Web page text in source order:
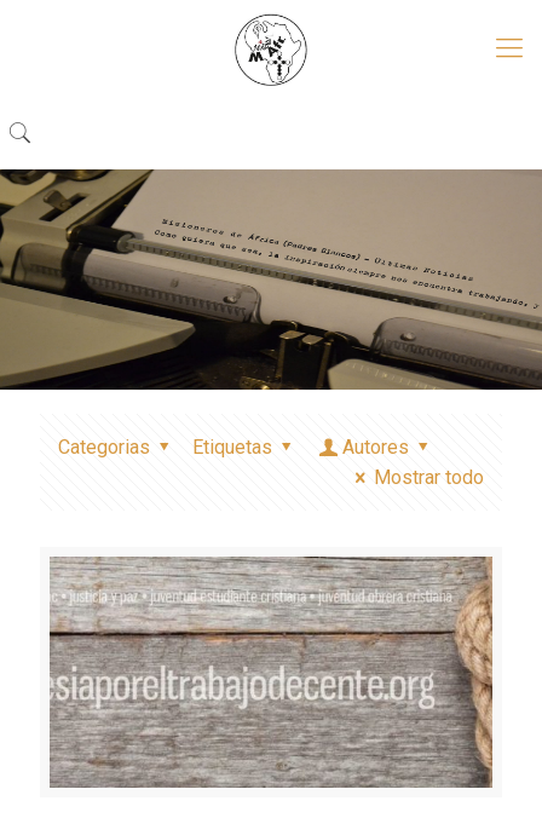
Categorias Etiquetas
Autores
Mostrar todo